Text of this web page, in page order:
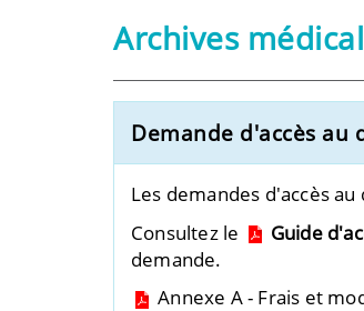
Archives
Demande d'accès au
Les demandes d'accès
Consultez le
Guide
demande.
Annexe A - Frais et